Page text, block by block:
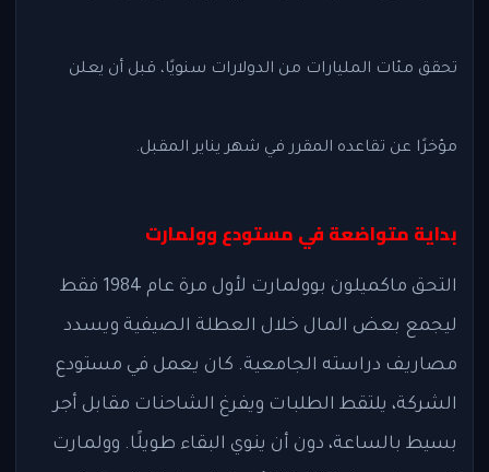
تحقق مئات المليارات من الدولارات سنويًا، قبل أن يعلن
مؤخرًا عن تقاعده المقرر في شهر يناير المقبل.
بداية متواضعة في مستودع وولمارت
التحق ماكميلون بوولمارت لأول مرة عام 1984 فقط
ليجمع بعض المال خلال العطلة الصيفية ويسدد
مصاريف دراسته الجامعية. كان يعمل في مستودع
الشركة، يلتقط الطلبات ويفرغ الشاحنات مقابل أجر
بسيط بالساعة، دون أن ينوي البقاء طويلًا. وولمارت